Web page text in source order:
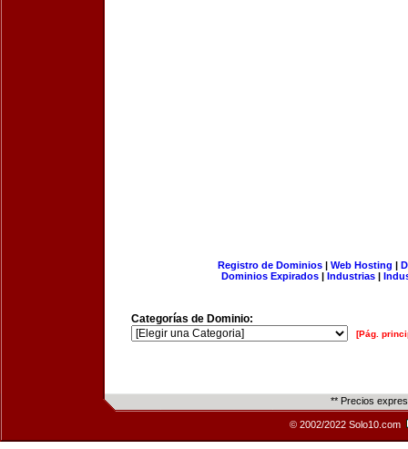
Registro de Dominios| Web Hosting |
Dominios Expirados | Industrias |
Categorías de Dominio:
[Pág.
** Precios
© 2002/2022 Solo10.com